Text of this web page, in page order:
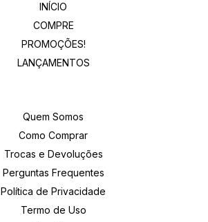
INÍCIO
COMPRE
PROMOÇÕES!
LANÇAMENTOS
Quem Somos
Como Comprar
Trocas e Devoluções
Perguntas Frequentes
Política de Privacidade
Termo de Uso